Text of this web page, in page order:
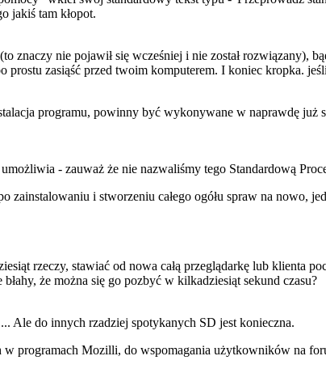
jakiś tam kłopot.
znaczy nie pojawił się wcześniej i nie został rozwiązany),
zasiąść przed twoim komputerem. I koniec kropka.
programu, powinny być wykonywane w naprawdę
- zauważ że nie nazwaliśmy tego Standardową
zainstalowaniu i stworzeniu całego ogółu spraw na nowo,
rzeczy, stawiać od nowa całą przeglądarkę lub klienta
że można się go pozbyć w kilkadziesiąt sekund czasu?
Ale do innych rzadziej spotykanych SD jest konieczna.
programach Mozilli, do wspomagania użytkowników na